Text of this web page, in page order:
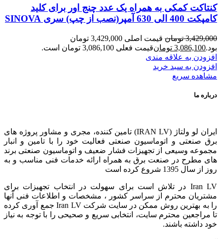
کنتاکت کمکی به همراه یک عدد چنج اور برای کلید
کامپکت 400 الی 630 آمپر(نصب از چپ) سری SINOVA
3,429,000 تومان
قیمت اصلی 3,429,000 تومان
بود.3,086,100 تومانقیمت فعلی 3,086,100 تومان است.
افزودن به علاقه مندی
افزودن به سبد خرید
مشاهده سریع
درباره ما
ایران لو ولتاژ (IRAN LV) تامین کننده، مجری و مشاور پروژه های
برق صنعتی و اتوماسیون صنعتی فعالیت خود را با تامین و انبار
مجموعه وسیعی از تجهیزات فشار ضعیف و اتوماسیون صنعتی برند
های مطرح در صنعت برق به همراه ارائه خدمات فنی مناسب و به
روز از سال 1395 شروع کرده است
Iran LV در تلاش است برای سهولت در انتخاب تجهیزات برای
مشتریان محترم از سراسر کشور ، مشخصات و اطلاعات فنی آنها
را به بهترین روش ممکن در سایت شرکت Iran LV جمع آوری کرده
تا مراجعین محترم سایت، انتخابی سریع و صحیحی را با توجه به نیاز
خود داشته باشند.